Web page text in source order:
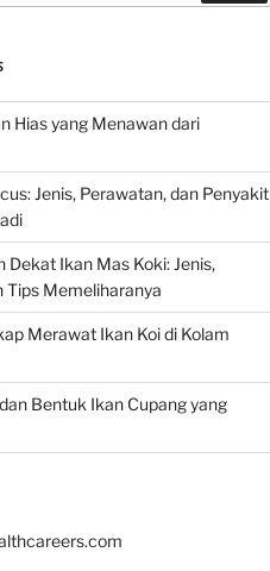
Hias yang Menawan dari
Jenis, Perawatan, dan Penyakit
Dekat Ikan Mas Koki: Jenis,
Tips Memeliharanya
Merawat Ikan Koi di Kolam
Bentuk Ikan Cupang yang